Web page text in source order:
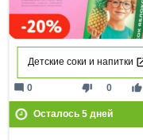
Детские соки и напитки
thumb_down 0 thumb_up
mode_comment 0
Осталось 5дней